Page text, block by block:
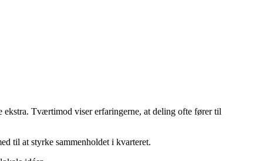
ekstra. Tværtimod viser erfaringerne, at deling ofte fører til
til at styrke sammenholdet i kvarteret.